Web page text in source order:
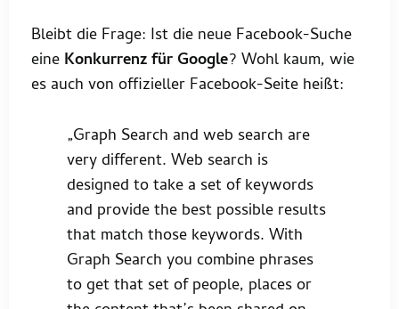
Bleibt die Frage: Ist die neue Facebook-Suche
eine Konkurrenz für Google? Wohl kaum, wie
es auch von offizieller Facebook-Seite heißt:
„Graph Search and web search are
very different. Web search is
designed to take a set of keywords
and provide the best possible results
that match those keywords. With
Graph Search you combine phrases
to get that set of people, places or